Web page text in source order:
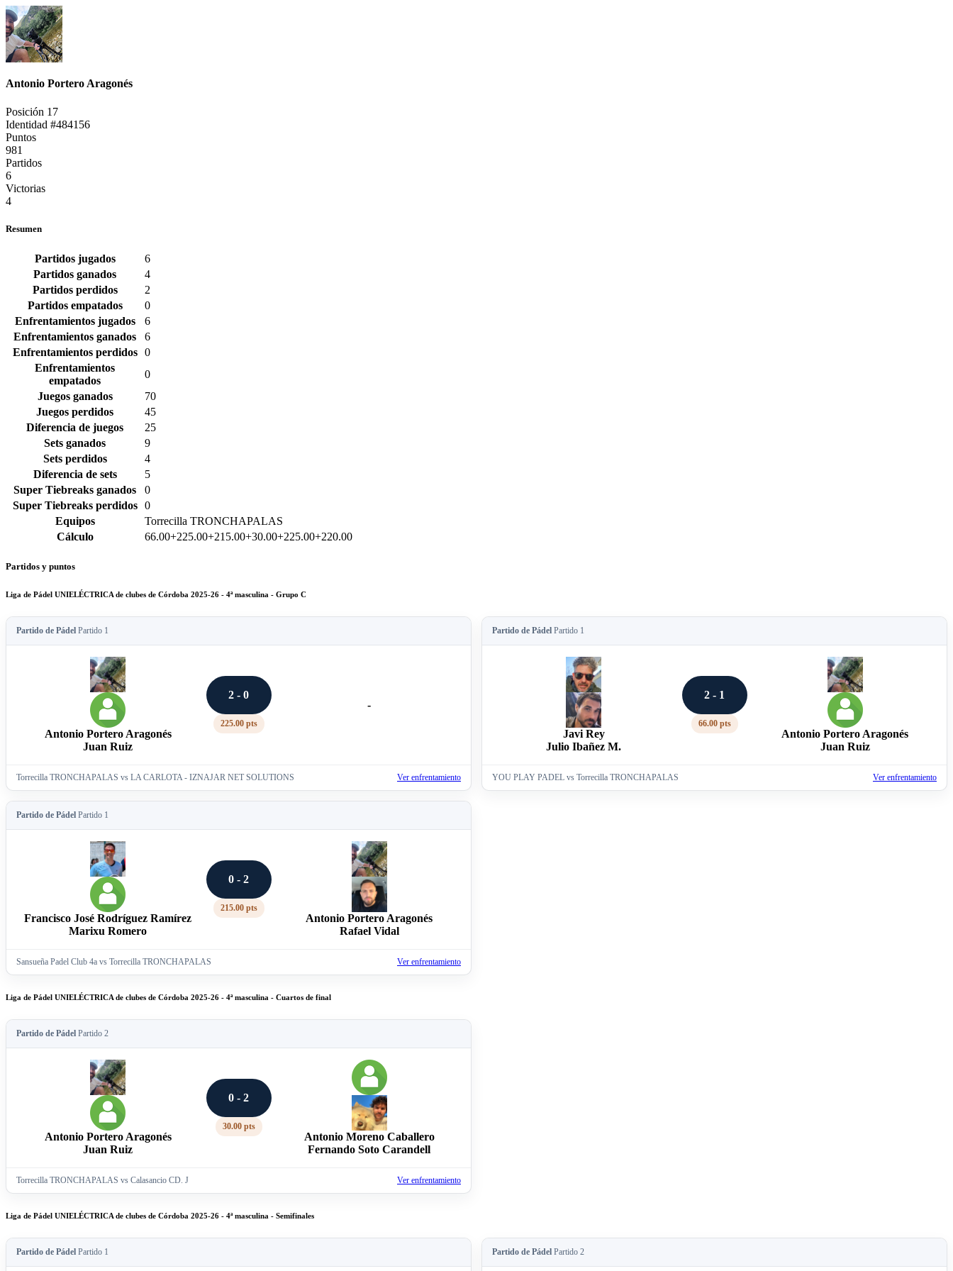
Antonio Portero Aragonés
Posición 17
Identidad #484156
Puntos
981
Partidos
6
Victorias
4
Resumen
Partidos jugados
6
Partidos ganados
4
Partidos perdidos
2
Partidos empatados
0
Enfrentamientos jugados
6
Enfrentamientos ganados
6
Enfrentamientos perdidos
0
Enfrentamientos
empatados
0
Juegos ganados
70
Juegos perdidos
45
Diferencia de juegos
25
Sets ganados
9
Sets perdidos
4
Diferencia de sets
5
Super Tiebreaks ganados
0
Super Tiebreaks perdidos
0
Equipos
Torrecilla TRONCHAPALAS
Cálculo
66.00+225.00+215.00+30.00+225.00+220.00
Partidos y puntos
Liga de Pádel UNIELÉCTRICA de clubes de Córdoba 2025-26 - 4ª masculina - Grupo C
Partido de Pádel Partido 1
Antonio Portero Aragonés
Juan Ruiz
2 - 0
225.00 pts
-
Torrecilla TRONCHAPALAS vs LA CARLOTA - IZNAJAR NET SOLUTIONS Ver enfrentamiento
Partido de Pádel Partido 1
Javi Rey
Julio Ibañez M.
2 - 1
66.00 pts
Antonio Portero Aragonés
Juan Ruiz
YOU PLAY PADEL vs Torrecilla TRONCHAPALAS Ver enfrentamiento
Partido de Pádel Partido 1
Francisco José Rodríguez Ramírez
Marixu Romero
0 - 2
215.00 pts
Antonio Portero Aragonés
Rafael Vidal
Sansueña Padel Club 4a vs Torrecilla TRONCHAPALAS Ver enfrentamiento
Liga de Pádel UNIELÉCTRICA de clubes de Córdoba 2025-26 - 4ª masculina - Cuartos de final
Partido de Pádel Partido 2
Antonio Portero Aragonés
Juan Ruiz
0 - 2
30.00 pts
Antonio Moreno Caballero
Fernando Soto Carandell
Torrecilla TRONCHAPALAS vs Calasancio CD. J Ver enfrentamiento
Liga de Pádel UNIELÉCTRICA de clubes de Córdoba 2025-26 - 4ª masculina - Semifinales
Partido de Pádel Partido 1 Partido de Pádel Partido 2